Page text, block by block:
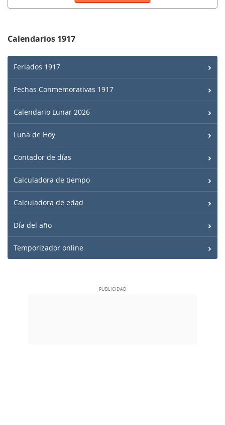
Calendarios 1917
Feriados 1917
Fechas Conmemorativas 1917
Calendario Lunar 2026
Luna de Hoy
Contador de días
Calculadora de tiempo
Calculadora de edad
Día del año
Temporizador online